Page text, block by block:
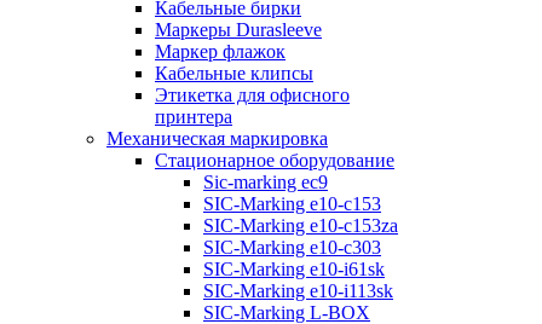
Кабельные бирки
Маркеры Durasleeve
Маркер флажок
Кабельные клипсы
Этикетка для офисного
принтера
Механическая маркировка
Стационарное оборудование
Sic-marking ec9
SIC-Marking e10-c153
SIC-Marking e10-c153za
SIC-Marking e10-c303
SIC-Marking e10-i61sk
SIC-Marking e10-i113sk
SIC-Marking L-BOX